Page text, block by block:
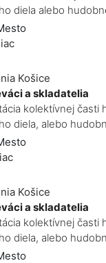
diela alebo
Košice
a skladatelia
kolektívnej
diela, alebo
Košice
a skladatelia
kolektívnej
diela, alebo